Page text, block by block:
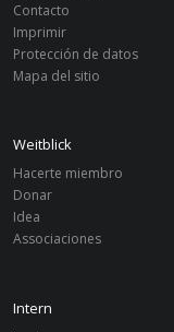
Contacto
Imprimir
Protección de datos
Mapa del sitio
Weitblick
Hacerte miembro
Donar
Idea
Associaciones
Intern